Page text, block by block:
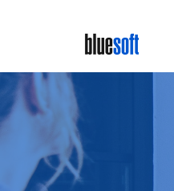
main
content